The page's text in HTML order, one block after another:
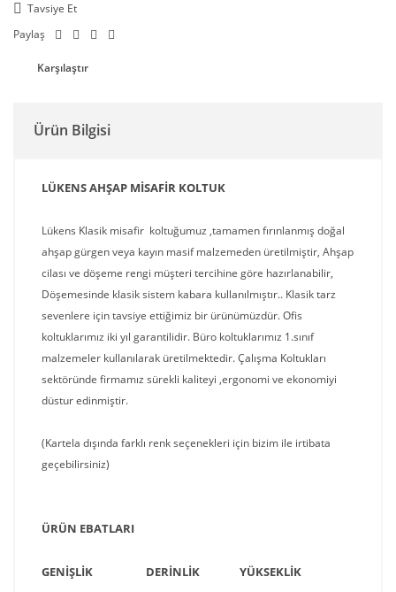
Tavsiye Et
Paylaş
Karşılaştır
Ürün Bilgisi
LÜKENS AHŞAP MİSAFİR KOLTUK
Lükens Klasik misafir koltuğumuz ,tamamen fırınlanmış doğal
ahşap gürgen veya kayın masif malzemeden üretilmiştir, Ahşap
cilası ve döşeme rengi müşteri tercihine göre hazırlanabilir,
Döşemesinde klasik sistem kabara kullanılmıştır.. Klasik tarz
sevenlere için tavsiye ettiğimiz bir ürünümüzdür. Ofis
koltuklarımız iki yıl garantilidir. Büro koltuklarımız 1.sınıf
malzemeler kullanılarak üretilmektedir. Çalışma Koltukları
sektöründe firmamız sürekli kaliteyi ,ergonomi ve ekonomiyi
düstur edinmiştir.
(Kartela dışında farklı renk seçenekleri için bizim ile irtibata
geçebilirsiniz)
ÜRÜN EBATLARI
GENİŞLİK DERİNLİK YÜKSEKLİK